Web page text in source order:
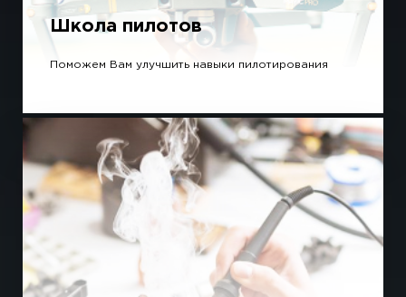
Школа пилотов
Поможем Вам улучшить навыки пилотирования